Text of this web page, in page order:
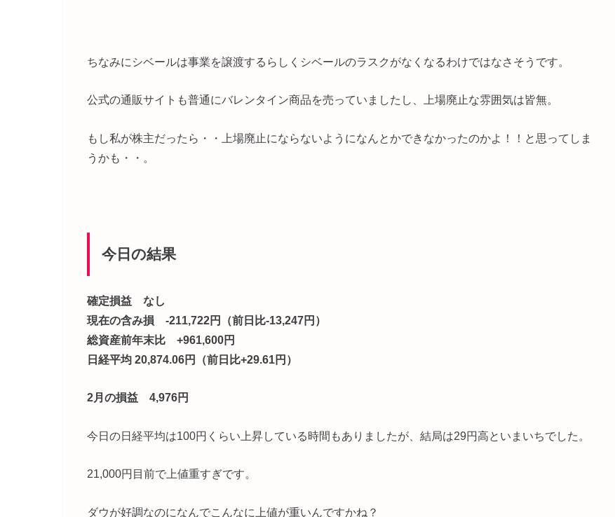
ちなみにシベールは事業を譲渡するらしくシベールのラスクがなくなるわけではなさそうです。
公式の通販サイトも普通にバレンタイン商品を売っていましたし、上場廃止な雰囲気は皆無。
もし私が株主だったら・・上場廃止にならないようになんとかできなかったのかよ！！と思ってしま
うかも・・。
今日の結果
確定損益 なし
現在の含み損 -211,722円（前日比-13,247円）
総資産前年末比 +961,600円
日経平均 20,874.06円（前日比+29.61円）
2月の損益 4,976円
今日の日経平均は100円くらい上昇している時間もありましたが、結局は29円高といまいちでした。
21,000円目前で上値重すぎです。
ダウが好調なのになんでこんなに上値が重いんですかね？